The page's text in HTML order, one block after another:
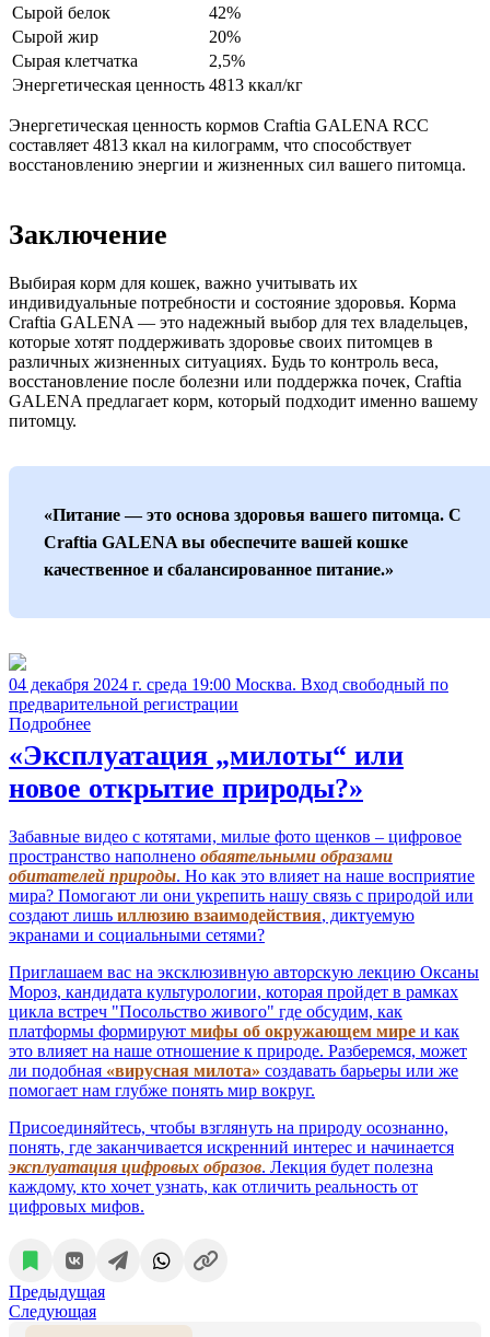
Сырой белок
42%
Сырой жир
20%
Сырая клетчатка
2,5%
Энергетическая ценность 4813 ккал/кг
Энергетическая ценность кормов Craftia GALENA RCC
составляет 4813 ккал на килограмм, что способствует
восстановлению энергии и жизненных сил вашего питомца.
Заключение
Выбирая корм для кошек, важно учитывать их
индивидуальные потребности и состояние здоровья. Корма
Craftia GALENA — это надежный выбор для тех владельцев,
которые хотят поддерживать здоровье своих питомцев в
различных жизненных ситуациях. Будь то контроль веса,
восстановление после болезни или поддержка почек, Craftia
GALENA предлагает корм, который подходит именно вашему
питомцу.
«Питание — это основа здоровья вашего питомца. С
Craftia GALENA вы обеспечите вашей кошке
качественное и сбалансированное питание.»
04 декабря 2024 г. среда 19:00 Москва. Вход свободный по
предварительной регистрации
Подробнее
«Эксплуатация „милоты“ или
новое открытие природы?»
Забавные видео с котятами, милые фото щенков – цифровое
пространство наполнено обаятельными образами
обитателей природы. Но как это влияет на наше восприятие
мира? Помогают ли они укрепить нашу связь с природой или
создают лишь иллюзию взаимодействия, диктуемую
экранами и социальными сетями?
Приглашаем вас на эксклюзивную авторскую лекцию Оксаны
Мороз, кандидата культурологии, которая пройдет в рамках
цикла встреч "Посольство живого" где обсудим, как
платформы формируют мифы об окружающем мире и как
это влияет на наше отношение к природе. Разберемся, может
ли подобная «вирусная милота» создавать барьеры или же
помогает нам глубже понять мир вокруг.
Присоединяйтесь, чтобы взглянуть на природу осознанно,
понять, где заканчивается искренний интерес и начинается
эксплуатация цифровых образов. Лекция будет полезна
каждому, кто хочет узнать, как отличить реальность от
цифровых мифов.
Предыдущая
Следующая